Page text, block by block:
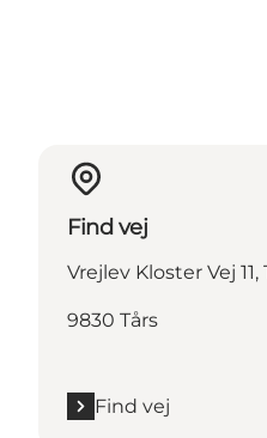
Find vej
Vrejlev Kloster Vej 11,
9830 Tårs
Find vej